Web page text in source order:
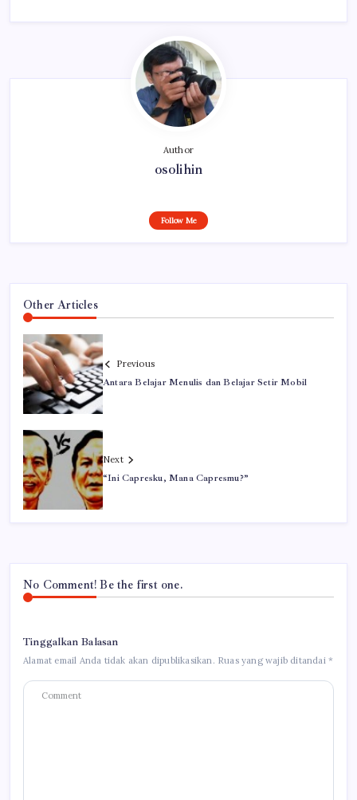
Author
osolihin
Follow Me
Other Articles
Previous
Antara Belajar Menulis dan Belajar Setir Mobil
Next
“Ini Capresku, Mana Capresmu?”
No Comment! Be the first one.
Tinggalkan Balasan
Alamat email Anda tidak akan dipublikasikan. Ruas yang wajib ditandai*